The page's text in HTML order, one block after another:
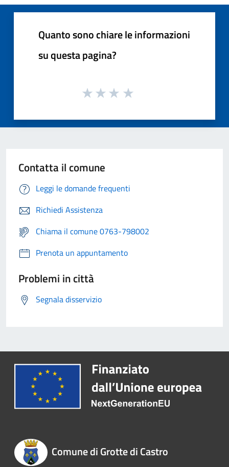
Quanto sono chiare le informazioni
su questa pagina?
Contatta il comune
Leggi le domande frequenti
Richiedi Assistenza
Chiama il comune 0763-798002
Prenota un appuntamento
Problemi in città
Segnala disservizio
Comune di Grotte di Castro